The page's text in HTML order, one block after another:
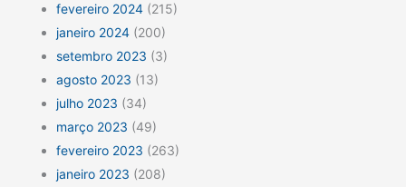
fevereiro 2024 (215)
janeiro 2024 (200)
setembro 2023 (3)
agosto 2023 (13)
julho 2023 (34)
março 2023 (49)
fevereiro 2023 (263)
janeiro 2023 (208)